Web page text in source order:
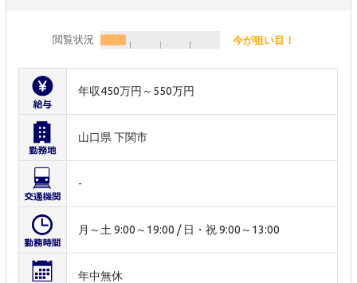
閲覧状況 今が狙い目！
年収450万円～550万円
山口県 下関市
-
月～土 9:00～19:00 / 日・祝 9:00～13:00
年中無休